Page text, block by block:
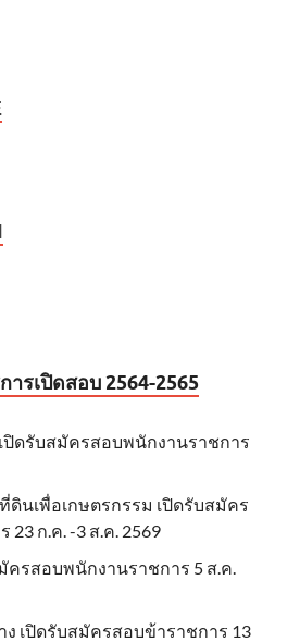
ารเปิดสอบ 2564-2565
ปิดรับสมัครสอบพนักงานราชการ
นเพื่อเกษตรกรรม เปิดรับสมัคร
ก.ค. -3 ส.ค. 2569
ครสอบพนักงานราชการ 5 ส.ค.
เปิดรับสมัครสอบข้าราชการ 13